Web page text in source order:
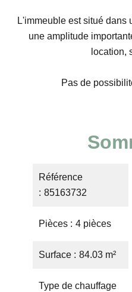
L'immeuble est situé dans
une amplitude
location,
Pas de
Référence
85163732
Pièces 4 pièces
Surface 84.03 m²
Type de chauffage